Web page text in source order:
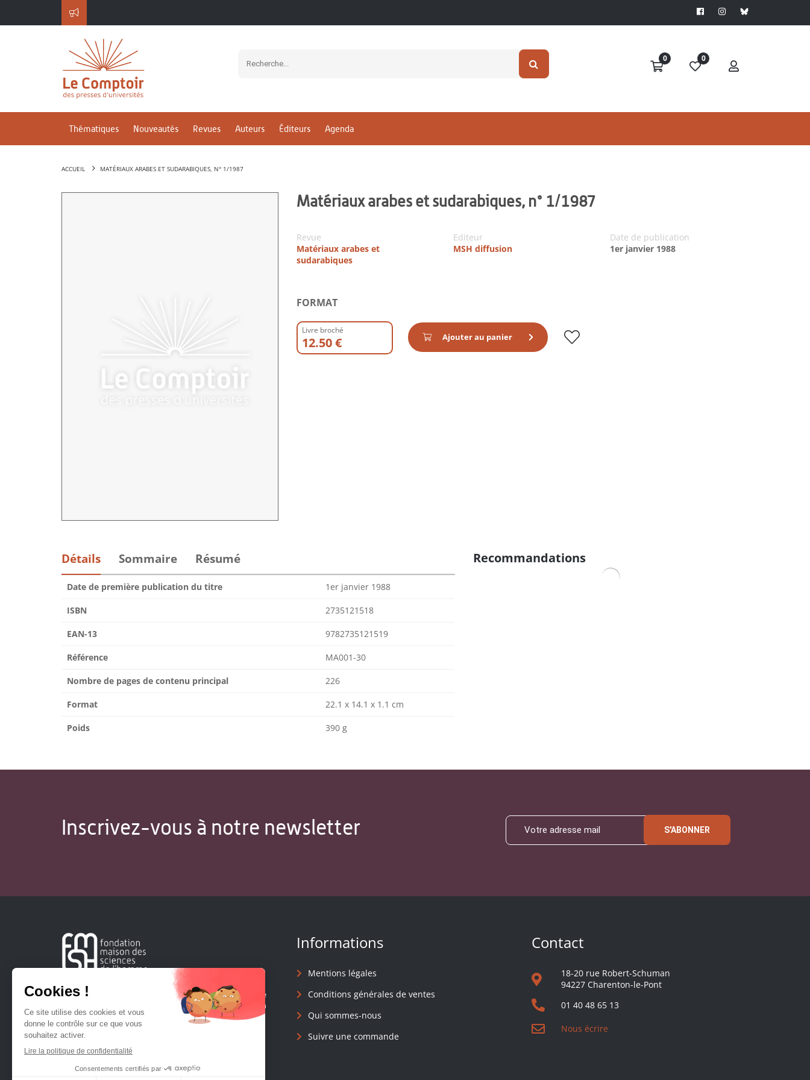
0 0
Thématiques Nouveautés Revues Auteurs Éditeurs Agenda
ACCUEIL MATÉRIAUX ARABES ET SUDARABIQUES, N° 1/1987
Matériaux arabes et sudarabiques, n° 1/1987
Revue
Matériaux arabes et
sudarabiques
Editeur
MSH diffusion
Date de publication
1er janvier 1988
FORMAT
Livre broché
12.50 € Ajouter au panier
Détails Sommaire Résumé
Date de première publication du titre 1er janvier 1988
ISBN 2735121518
EAN-13 9782735121519
Référence MA001-30
Nombre de pages de contenu principal 226
Format 22.1 x 14.1 x 1.1 cm
Poids 390 g
Recommandations
Inscrivez-vous à notre newsletter S'ABONNER
Créée en 1963, la Fondation Maison Sciences de l'Homme
soutient la recherche et la diffusion des connaissances en
sciences humaines et sociales.
Informations
Mentions légales
Conditions générales de ventes
Qui sommes-nous
Suivre une commande
Contact
18-20 rue Robert-Schuman
94227 Charenton-le-Pont
01 40 48 65 13
Nous écrire